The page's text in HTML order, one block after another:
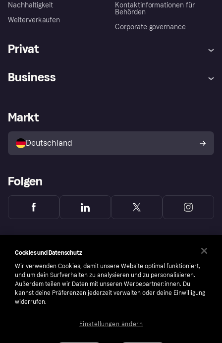
Nachhaltigkeit
Weiterverkaufen
Kontaktinformationen für
Behörden
Corporate governance
Privat
Klarna App
Shops entdecken
Käuferschutzrichtlinie
Dein Widerrufsrecht
Business
Händlerportal
Markt
Deutschland
Folgen
Cookies und Datenschutz
Wir verwenden Cookies, damit unsere Website optimal funktioniert,
und um dein Surfverhalten zu analysieren und zu personalisieren.
Außerdem teilen wir Daten mit unseren Werbepartner:innen. Du
kannst deine Präferenzen jederzeit verwalten oder deine Einwilligung
widerrufen.
Einstellungen ändern